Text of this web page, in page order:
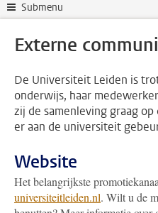
Submenu
Externe
De Universiteit Leiden is
onderwijs, haar
zij de samenleving graag
er aan de universiteit
Website
Het belangrijkste
universiteitleiden.nl. Wilt u de